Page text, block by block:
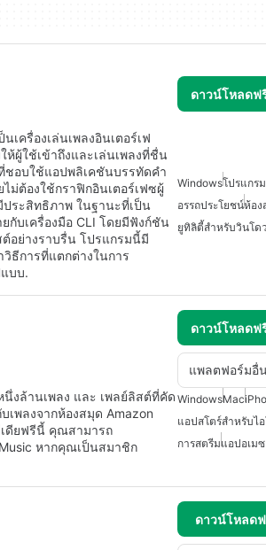
ดาวน์โหลดฟ
ครื่องเล่นเพลงอินเตอร์เฟ
ห้ผู้ใช้เข้าถึงและเล่นเพลงที่ชื่น
ชอบใช้แอปพลิเคชันบรรทัดคำ
ม่ต้องใช้กราฟิกอินเตอร์เฟซผู้
ระสิทธิภาพ ในฐานะที่เป็น
กับเครื่องมือ CLI โดยมีฟังก์ชัน
ต์อย่างราบรื่น โปรแกรมนี้มี
ธีการที่แตกต่างในการ
บบ.
Windowsโปรแกร
อรรถประโยชน์ห้อง
ยูทิลิตี้สำหรับวินโด
ดาวน์โหลดฟ
แพลตฟอร์มอื่
งล้านเพลง และ เพลย์ลิสต์ที่คัด
พลงจากห้องสมุด Amazon
ดียฟรีนี้ คุณสามารถ
หากคุณเป็นสมาชิก
WindowsMac
แอปสโตร์สำหรับไ
การสตรีมแอปอเม
ดาวน์โหลด